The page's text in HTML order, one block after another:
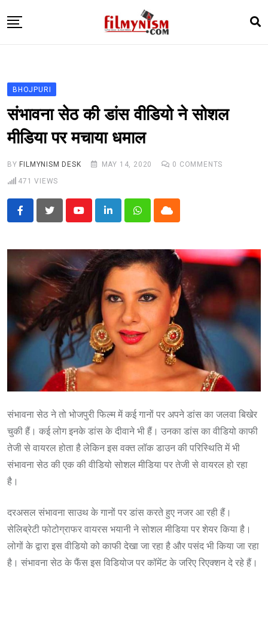
to
TELEVISION
BHOJPURI
NEWS ABTAK
STARRY SIDES
BHOJPURI
संभावना सेठ की डांस वीडियो ने सोशल
मीडिया पर मचाया धमाल
BY FILMYNISM DESK MAY 14, 2020 0 COMMENTS
471 VIEWS
YoutubeLinkedInWhatsappCloud
संभावना सेठ ने तो भोजपुरी फिल्म में कई गानों पर अपने डांस का जलवा बिखेर
चुकी हैं। कई लोग इनके डांस के दीवाने भी हैं। उनका डांस का वीडियो काफी
तेजी से वायरल होता है लेकिन इस वक्त लॉक डाउन की परिस्थिति में भी
संभावना सेठ की एक की वीडियो सोशल मीडिया पर तेजी से वायरल हो रहा
है।
दरअसल संभावना साउथ के गानों पर डांस करते हुए नजर आ रही हैं।
सेलिब्रेटी फोटोग्राफर वायरस भयानी ने सोशल मीडिया पर शेयर किया है।
लोगों के द्वारा इस वीडियो को काफी देखा जा रहा है और पसंद भी किया जा रहा
है। संभावना सेठ के फैंस इस विडियोज पर कॉमेंट के जरिए रिएक्शन दे रहे हैं।